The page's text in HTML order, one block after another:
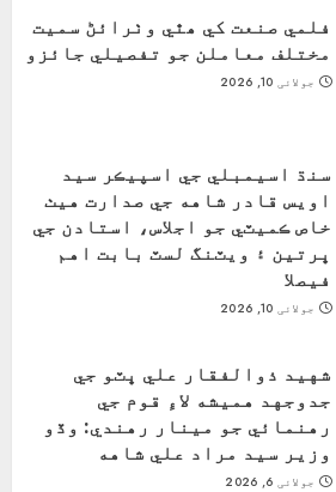
فلمي صنعت کي ھٿي وٺرائڻ سميت
مختلف معاملن جو تفصيلي جائزو
جولائی 10, 2026
سنڌ اسيمبلي جي اسپيڪر سيد
اويس قادر شاهه جي صدارت هيٺ
خاص ڪميٽي جو اجلاس، استادن جي
ڀرتين ۽ ويٽنگ لسٽ بابت اهم
فيصلا
جولائی 10, 2026
شهيد ذوالفقار علي ڀٽو جي
جدوجهد هميشه لاءِ قوم جي
رهنمائي جو مينار رهندي: وڏو
وزير سيد مراد علي شاهه
جولائی 6, 2026